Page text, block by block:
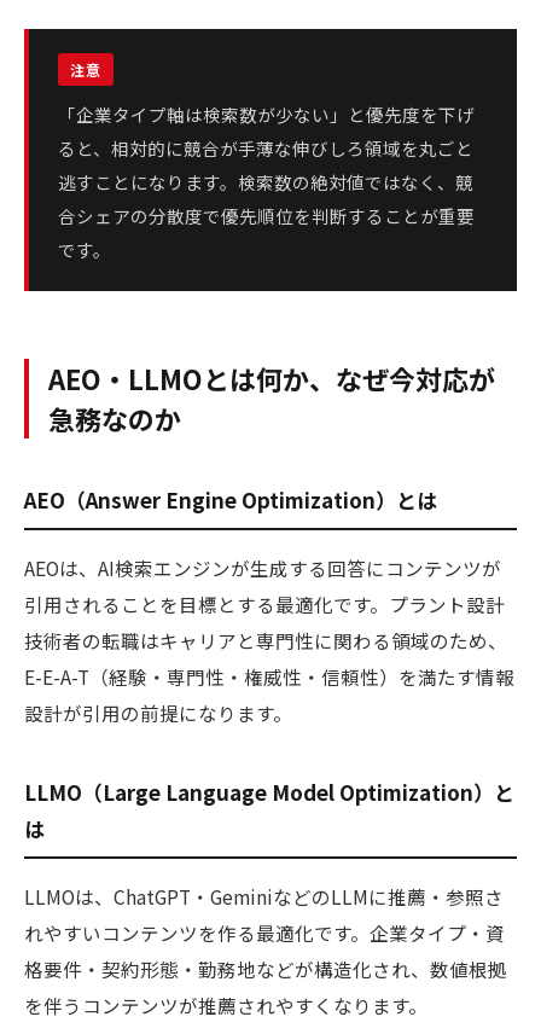
「企業タイプ軸は検索数が少ない」と優先度を下げ
ると、相対的に競合が手薄な伸びしろ領域を丸ごと
逃すことになります。検索数の絶対値ではなく、競
合シェアの分散度で優先順位を判断することが重要
です。
AEO・LLMOとは何か、なぜ今対応が
急務なのか
AEO（Answer Engine Optimization）とは
AEOは、AI検索エンジンが生成する回答にコンテンツが
引用されることを目標とする最適化です。プラント設計
技術者の転職はキャリアと専門性に関わる領域のため、
E-E-A-T（経験・専門性・権威性・信頼性）を満たす情報
設計が引用の前提になります。
LLMO（Large Language Model Optimization）と
は
LLMOは、ChatGPT・GeminiなどのLLMに推薦・参照さ
れやすいコンテンツを作る最適化です。企業タイプ・資
格要件・契約形態・勤務地などが構造化され、数値根拠
を伴うコンテンツが推薦されやすくなります。